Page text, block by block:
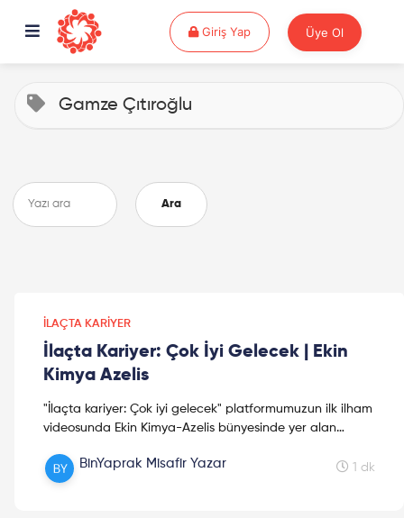
Giriş YapGiriş Yap Üye Ol
Gamze Çıtıroğlu
Ara
İLAÇTA KARIYER
İlaçta Kariyer: Çok İyi Gelecek | Ekin
Kimya Azelis
"İlaçta kariyer: Çok iyi gelecek" platformumuzun ilk ilham
videosunda Ekin Kimya-Azelis bünyesinde yer alan
BinYaprak Misafir Yazar 1 dk